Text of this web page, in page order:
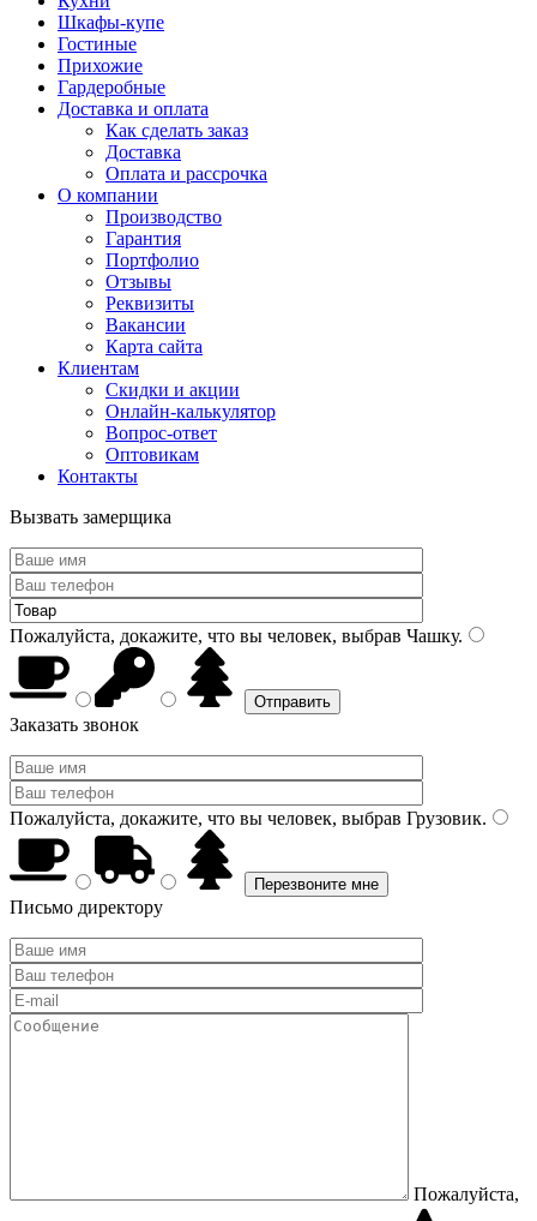
Шкафы-купе
Гостиные
Прихожие
Гардеробные
Доставка и оплата
Как сделать заказ
Доставка
Оплата и рассрочка
О компании
Производство
Гарантия
Портфолио
Отзывы
Реквизиты
Вакансии
Карта сайта
Клиентам
Скидки и акции
Онлайн-калькулятор
Вопрос-ответ
Оптовикам
Контакты
Вызвать замерщика
Пожалуйста, докажите, что вы человек, выбрав Чашку.
Заказать звонок
Пожалуйста, докажите, что вы человек, выбрав Грузовик.
Письмо директору
Пожалуйста,